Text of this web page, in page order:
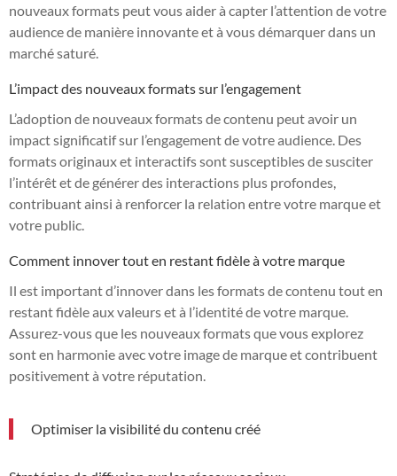
nouveaux formats peut vous aider à capter l’attention de votre
audience de manière innovante et à vous démarquer dans un
marché saturé.
L’impact des nouveaux formats sur l’engagement
L’adoption de nouveaux formats de contenu peut avoir un
impact significatif sur l’engagement de votre audience. Des
formats originaux et interactifs sont susceptibles de susciter
l’intérêt et de générer des interactions plus profondes,
contribuant ainsi à renforcer la relation entre votre marque et
votre public.
Comment innover tout en restant fidèle à votre marque
Il est important d’innover dans les formats de contenu tout en
restant fidèle aux valeurs et à l’identité de votre marque.
Assurez-vous que les nouveaux formats que vous explorez
sont en harmonie avec votre image de marque et contribuent
positivement à votre réputation.
Optimiser la visibilité du contenu créé